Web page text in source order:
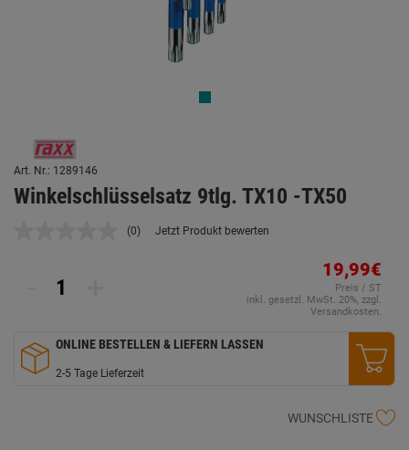
Art. Nr.: 1289146
Winkelschlüsselsatz 9tlg. TX10 -TX50
Kein
(0) Jetzt Produkt bewerten
19,99€
Preis / ST
inkl. gesetzl. MwSt. 20%, zzgl.
Versandkosten.
ONLINE BESTELLEN & LIEFERN LASSEN
2-5 Tage Lieferzeit
WUNSCHLISTE